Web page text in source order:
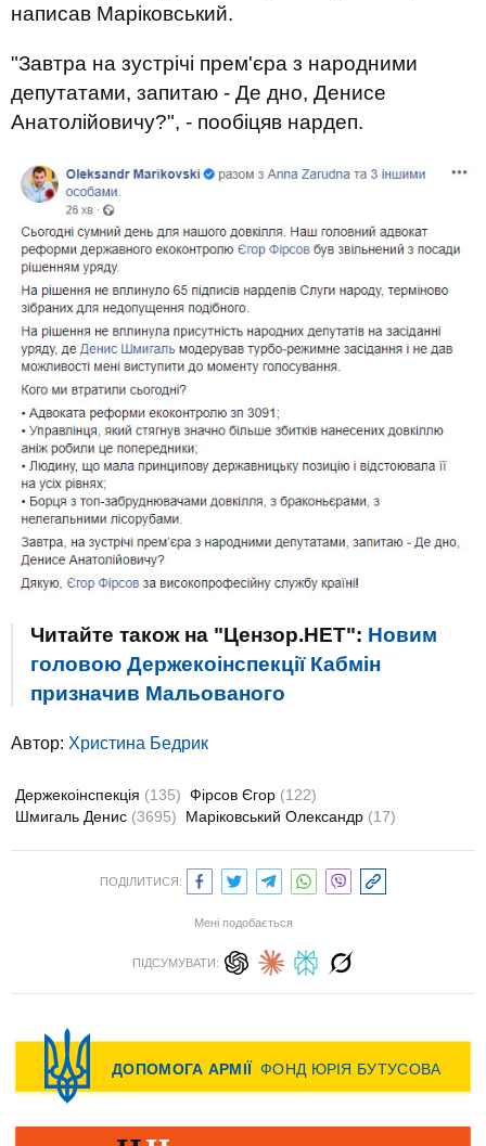
написав Маріковський.
"Завтра на зустрічі прем'єра з народними
депутатами, запитаю - Де дно, Денисе
Анатолійовичу?", - пообіцяв нардеп.
Читайте також на "Цензор.НЕТ": Новим
головою Держекоінспекції Кабмін
призначив Мальованого
Автор: Христина Бедрик
Держекоінспекція (135) Фірсов Єгор (122)
Шмигаль Денис (3695) Маріковський Олександр (17)
ПОДІЛИТИСЯ:
Мені подобається
ПІДСУМУВАТИ: